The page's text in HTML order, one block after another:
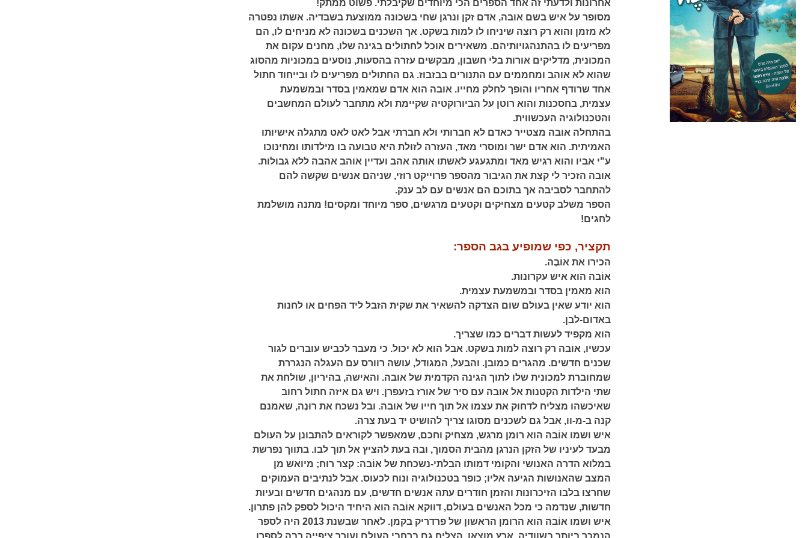
אחרונות ולדעתי זה אחד הספרים הכי מיוחדים שקיבלתי. פשוט ממתק!
מסופר על איש בשם אובה, אדם זקן ונרגן שחי בשכונה ממוצעת בשבדיה. אשתו נפטרה
לא מזמן והוא רק רוצה שיניחו לו למות בשקט. אך השכנים בשכונה לא מניחים לו, הם
מפריעים לו בהתנהגויותיהם. משאירים אוכל לחתולים בגינה שלו, מחנים עקום את
המכונית, מדליקים אורות בלי חשבון, מבקשים עזרה בהסעות, נוסעים במכוניות מהסוג
שהוא לא אוהב ומחממים עם התנורים בבזבוז. גם החתולים מפריעים לו ובייחוד חתול
אחד שרודף אחריו והופך לחלק מחייו. אובה הוא אדם שמאמין בסדר ובמשמעת
עצמית, בחסכנות והוא רוטן על הביורוקטיה שקיימת ולא מתחבר לעולם המחשבים
והטכנולוגיה העכשווית.
בהתחלה אובה מצטייר כאדם לא חברותי ולא חברתי אבל לאט לאט מתגלה אישיותו
האמיתית. הוא אדם ישר ומוסרי מאד, העזרה לזולת היא טבועה בו מילדותו ומחינוכו
ע"י אביו והוא רגיש מאד ומתגעגע לאשתו אותה אהב ועדיין אוהב אהבה ללא גבולות.
אובה הזכיר לי קצת את הגיבור מהספר פרוייקט רוזי, שניהם אנשים שקשה להם
להתחבר לסביבה אך בתוכם הם אנשים עם לב ענק.
הספר משלב קטעים מצחיקים וקטעים מרגשים, ספר מיוחד ומקסים! מתנה מושלמת
לחגים!
תקציר, כפי שמופיע בגב הספר:
הכירו את אוֹבֶה.
אוֹבה הוא איש עקרונות.
הוא מאמין בסדר ובמשמעת עצמית.
הוא יודע שאין בעולם שום הצדקה להשאיר את שקית הזבל ליד הפחים או לחנות
באדום-לבן.
הוא מקפיד לעשות דברים כמו שצריך.
עכשיו, אובה רק רוצה למות בשקט. אבל הוא לא יכול. כי מעבר לכביש עוברים לגור
שכנים חדשים. מהגרים כמובן. והבעל, המגודל, עושה רוורס עם העגלה הנגררת
שמחוברת למכונית שלו לתוך הגינה הקדמית של אובה. והאישה, בהיריון, שולחת את
שתי הילדות הקטנות אל אובה עם סיר של אורז בזעפרן. ויש גם איזה חתול רחוב
שאיכשהו מצליח לדחוק את עצמו אל תוך חייו של אובה. ובל נשכח את רוּנֶה, שאמנם
קנה ב-מ-וו, אבל גם לשכנים מסוגו צריך להושיט יד בעת צרה.
איש ושמו אוֹבה הוא רומן מרגש, מצחיק וחכם, שמאפשר לקוראים להתבונן על העולם
מבעד לעיניו של הזקן הנרגן מהבית הסמוך, ובה בעת להציץ אל תוך לבו. בתווך נפרשת
במלוא הדרה האנושי והקומי דמותו הבלתי-נשכחת של אוֹבה: קצר רוח; מיואש מן
המצב שהאנושות הגיעה אליו; כופר בטכנולוגיה ונוח לכעוס. אבל לנתיבים העמוקים
שחרצו בלבו הזיכרונות והזמן חודרים עתה אנשים חדשים, עם מנהגים חדשים ובעיות
חדשות, שנדמה כי מכל האנשים בעולם, דווקא אוֹבה הוא היחיד היכול לספק להן פתרון.
איש ושמו אוֹבה הוא הרומן הראשון של פרדריק בקמן. לאחר שבשנת 2013 היה לספר
הנמכר ביותר בשוודיה, ארץ מוצאו, הצליח גם ברחבי העולם ועורר ציפייה רבה לספרו